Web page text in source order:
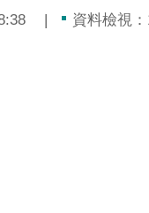
資料檢視